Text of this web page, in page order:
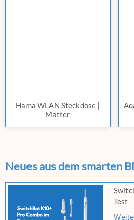
Hama WLAN Steckdose |
Matter
Neues aus dem smarten
Test